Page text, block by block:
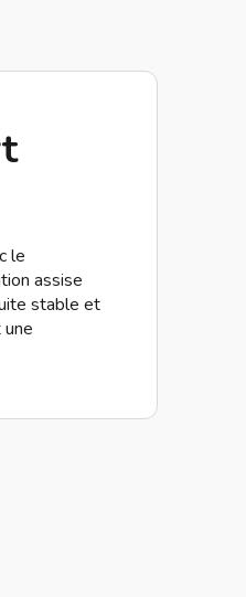
le
assise
stable et